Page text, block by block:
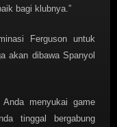
bagi klubnya.”
Ferguson untuk
akan dibawa Spanyol
menyukai game
tinggal bergabung